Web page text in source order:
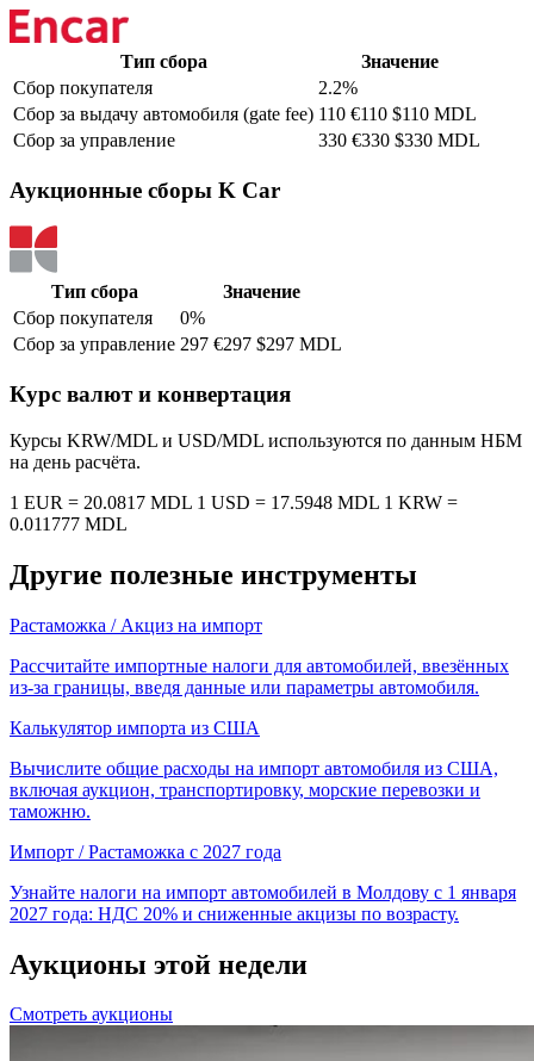
Тип сбора
Значение
Сбор покупателя
2.2%
Сбор за выдачу автомобиля (gate fee) 110 €110 $110 MDL
Сбор за управление
330 €330 $330 MDL
Аукционные сборы K Car
Тип сбора
Значение
Сбор покупателя
0%
Сбор за управление 297 €297 $297 MDL
Курс валют и конвертация
Курсы KRW/MDL и USD/MDL используются по данным НБМ
на день расчёта.
1 EUR = 20.0817 MDL 1 USD = 17.5948 MDL 1 KRW =
0.011777 MDL
Другие полезные инструменты
Растаможка / Акциз на импорт
Рассчитайте импортные налоги для автомобилей, ввезённых
из-за границы, введя данные или параметры автомобиля.
Калькулятор импорта из США
Вычислите общие расходы на импорт автомобиля из США,
включая аукцион, транспортировку, морские перевозки и
таможню.
Импорт / Растаможка с 2027 года
Узнайте налоги на импорт автомобилей в Молдову с 1 января
2027 года: НДС 20% и сниженные акцизы по возрасту.
Аукционы этой недели
Смотреть аукционы